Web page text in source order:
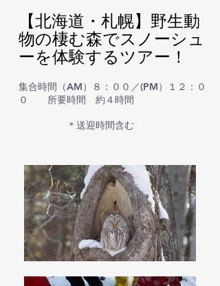
【北海道・札幌】野生動
物の棲む森でスノーシュ
ーを体験するツアー！
集合時間（AM）８：００／(PM）１２：０
０ 所要時間 約４時間
＊送迎時間含む